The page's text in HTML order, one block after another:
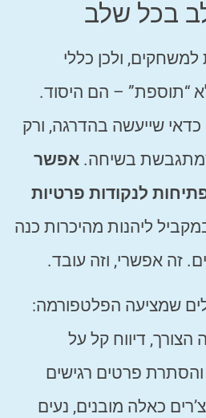
בכל שלב
למשחקים, ולכן כללי
“תוספת” – הם היסוד.
שייעשה בהדרגה, ורק
בשיחה. אפשר
לנקודות פרטיות
ליהנות מהיכרות כנה
זה אפשרי, וזה עובד.
שמציעה הפלטפורמה:
דיווח קל על
פרטים רגישים
כאלה מובנים, נעים